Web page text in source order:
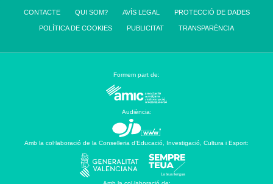
CONTACTE QUI SOM? AVÍS LEGAL PROTECCIÓ DE DADES
POLÍTICA DE COOKIES PUBLICITAT TRANSPARÈNCIA
Formem part de:
Audiència:
Amb la col·laboració de la Conselleria d’Educació, Investigació, Cultura i Esport: